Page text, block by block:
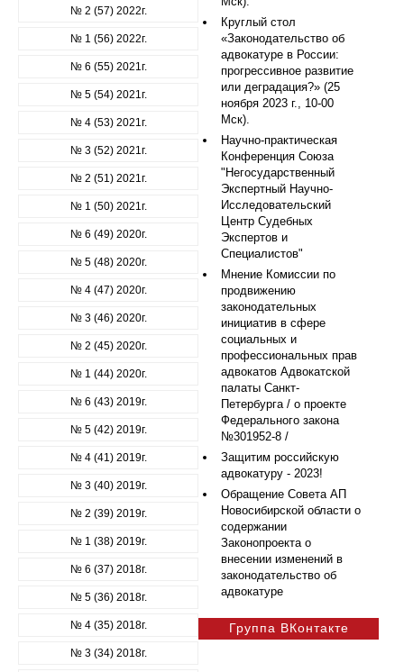
№ 2 (57) 2022г.
№ 1 (56) 2022г.
№ 6 (55) 2021г.
№ 5 (54) 2021г.
№ 4 (53) 2021г.
№ 3 (52) 2021г.
№ 2 (51) 2021г.
№ 1 (50) 2021г.
№ 6 (49) 2020г.
№ 5 (48) 2020г.
№ 4 (47) 2020г.
№ 3 (46) 2020г.
№ 2 (45) 2020г.
№ 1 (44) 2020г.
№ 6 (43) 2019г.
№ 5 (42) 2019г.
№ 4 (41) 2019г.
№ 3 (40) 2019г.
№ 2 (39) 2019г.
№ 1 (38) 2019г.
№ 6 (37) 2018г.
№ 5 (36) 2018г.
№ 4 (35) 2018г.
№ 3 (34) 2018г.
Круглый стол
«Законодательство об
адвокатуре в России:
прогрессивное развитие
или деградация?» (25
ноября 2023 г., 10-00
Мск).
Научно-практическая
Конференция Союза
"Негосударственный
Экспертный Научно-
Исследовательский
Центр Судебных
Экспертов и
Специалистов"
Мнение Комиссии по
продвижению
законодательных
инициатив в сфере
социальных и
профессиональных прав
адвокатов Адвокатской
палаты Санкт-
Петербурга / о проекте
Федерального закона
№301952-8 /
Защитим российскую
адвокатуру - 2023!
Обращение Совета АП
Новосибирской области о
содержании
Законопроекта о
внесении изменений в
законодательство об
адвокатуре
Группа ВКонтакте